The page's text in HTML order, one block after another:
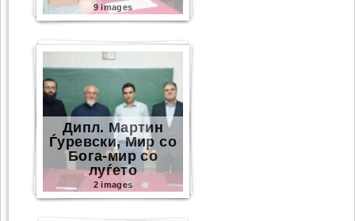
9 images
Дипл. Мартин
Ѓуревски, Мир со
Бога-мир со
луѓето
2 images